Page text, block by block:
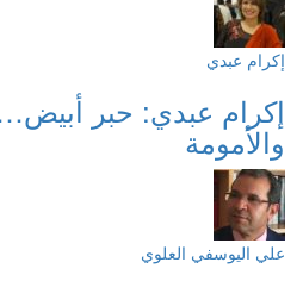
إكرام عبدي
إكرام عبدي: حبر أبيض…
والأمومة
علي اليوسفي العلوي